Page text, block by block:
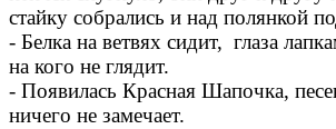
стайку собрались и над полянкой
- Белка на ветвях сидит, глаза
на кого не глядит.
- Появилась Красная Шапочка,
ничего не замечает.